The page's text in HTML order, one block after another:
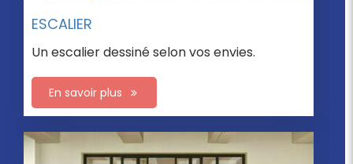
ESCALIER
Un escalier dessiné selon vos envies.
En savoir plus